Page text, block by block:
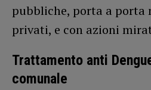
pubbliche, porta a
privati, e con azioni
Trattamento anti
comunale